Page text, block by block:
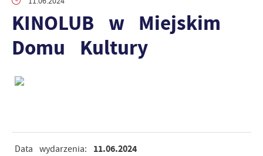
KINOLUB w Miejskim
Domu Kultury
Data wydarzenia: 11.06.2024